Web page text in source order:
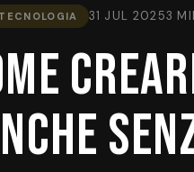
31 JUL 20253